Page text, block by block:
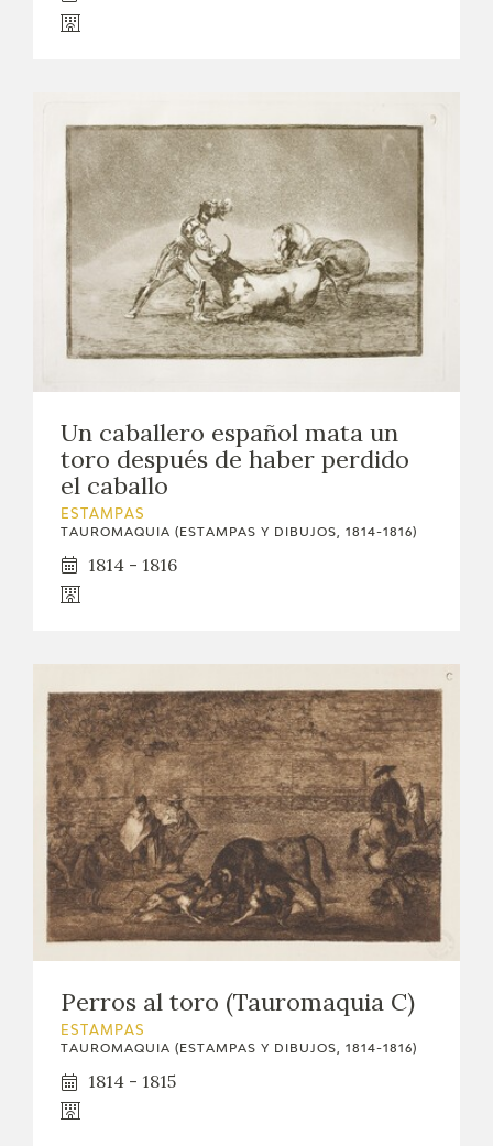
Un caballero español mata un
toro después de haber perdido
el caballo
ESTAMPAS
TAUROMAQUIA (ESTAMPAS Y DIBUJOS, 1814-1816)
1814 - 1816
Perros al toro (Tauromaquia C)
ESTAMPAS
TAUROMAQUIA (ESTAMPAS Y DIBUJOS, 1814-1816)
1814 - 1815